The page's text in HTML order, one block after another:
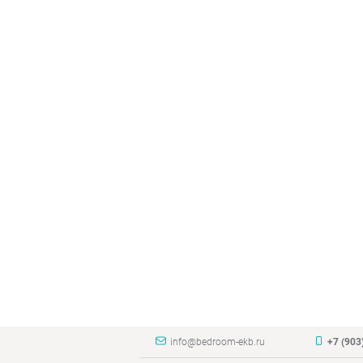
info@bedroom-ekb.ru +7